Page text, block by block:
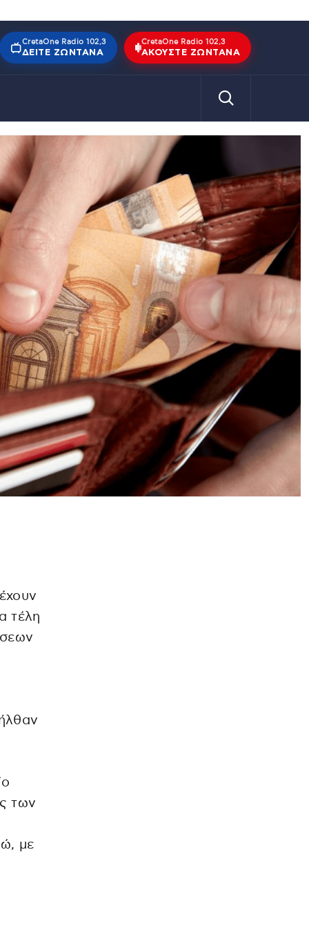
CretaOne Radio 102,3
ΔΕΊΤΕ ΖΩΝΤΑΝΆ
CretaOne Radio 102,3
ΑΚΟΎΣΤΕ ΖΩΝΤΑΝΆ
τέλη
των
με